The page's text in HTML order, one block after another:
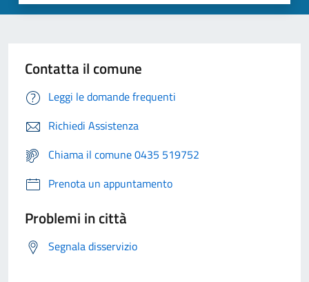
Contatta il comune
Leggi le domande frequenti
Richiedi Assistenza
Chiama il comune 0435 519752
Prenota un appuntamento
Problemi in città
Segnala disservizio